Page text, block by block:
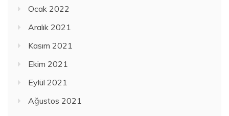
Ocak 2022
Aralık 2021
Kasım 2021
Ekim 2021
Eylül 2021
Ağustos 2021